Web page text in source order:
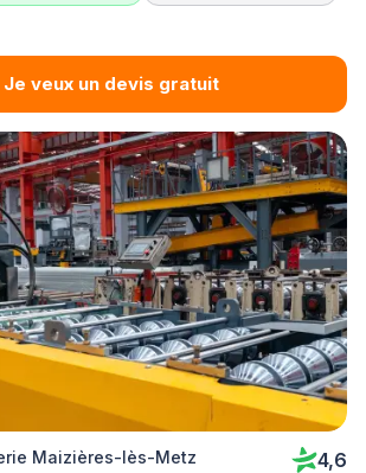
Je veux un devis gratuit
Maizières-lès-Metz 4,6